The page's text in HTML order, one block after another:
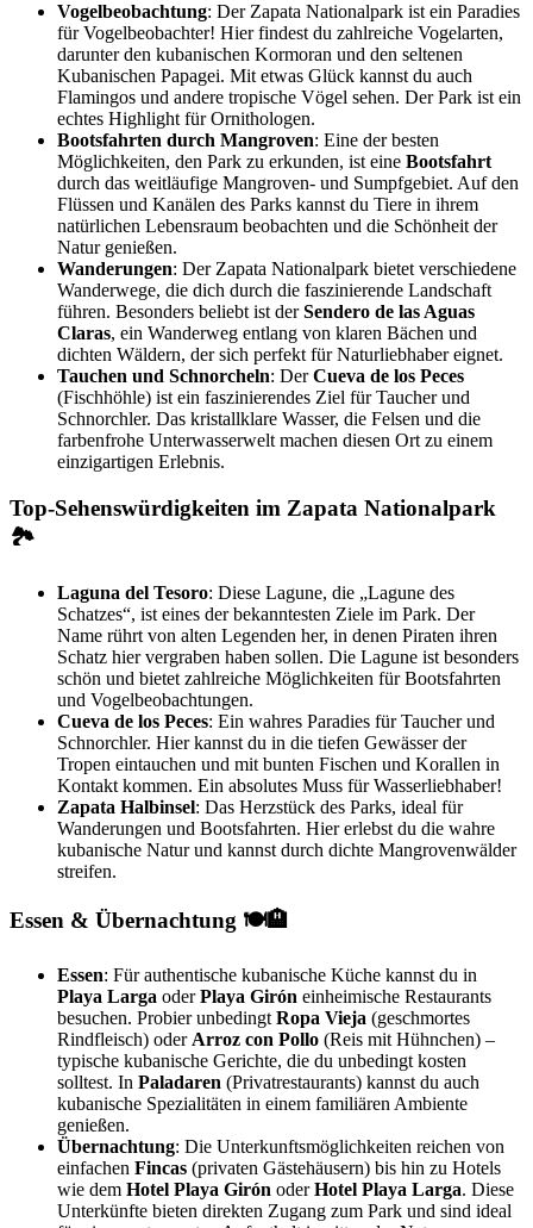
Vogelbeobachtung: Der Zapata Nationalpark ist ein Paradies
für Vogelbeobachter! Hier findest du zahlreiche Vogelarten,
darunter den kubanischen Kormoran und den seltenen
Kubanischen Papagei. Mit etwas Glück kannst du auch
Flamingos und andere tropische Vögel sehen. Der Park ist ein
echtes Highlight für Ornithologen.
Bootsfahrten durch Mangroven: Eine der besten
Möglichkeiten, den Park zu erkunden, ist eine Bootsfahrt
durch das weitläufige Mangroven- und Sumpfgebiet. Auf den
Flüssen und Kanälen des Parks kannst du Tiere in ihrem
natürlichen Lebensraum beobachten und die Schönheit der
Natur genießen.
Wanderungen: Der Zapata Nationalpark bietet verschiedene
Wanderwege, die dich durch die faszinierende Landschaft
führen. Besonders beliebt ist derSendero de las Aguas
Claras, ein Wanderweg entlang von klaren Bächen und
dichten Wäldern, der sich perfekt für Naturliebhaber eignet.
Tauchen und Schnorcheln: DerCueva de los Peces
(Fischhöhle) ist ein faszinierendes Ziel für Taucher und
Schnorchler. Das kristallklare Wasser, die Felsen und die
farbenfrohe Unterwasserwelt machen diesen Ort zu einem
einzigartigen Erlebnis.
Top-Sehenswürdigkeiten im Zapata Nationalpark
🏞️
Laguna del Tesoro: Diese Lagune, die „Lagune des
Schatzes“, ist eines der bekanntesten Ziele im Park. Der
Name rührt von alten Legenden her, in denen Piraten ihren
Schatz hier vergraben haben sollen. Die Lagune ist besonders
schön und bietet zahlreiche Möglichkeiten für Bootsfahrten
und Vogelbeobachtungen.
Cueva de los Peces: Ein wahres Paradies für Taucher und
Schnorchler. Hier kannst du in die tiefen Gewässer der
Tropen eintauchen und mit bunten Fischen und Korallen in
Kontakt kommen. Ein absolutes Muss für Wasserliebhaber!
Zapata Halbinsel: Das Herzstück des Parks, ideal für
Wanderungen und Bootsfahrten. Hier erlebst du die wahre
kubanische Natur und kannst durch dichte Mangrovenwälder
streifen.
Essen & Übernachtung 🍽️🏨
Essen: Für authentische kubanische Küche kannst du in
Playa Larga oderPlaya Girón einheimische Restaurants
besuchen. Probier unbedingt Ropa Vieja (geschmortes
Rindfleisch) oder Arroz con Pollo (Reis mit Hühnchen) –
typische kubanische Gerichte, die du unbedingt kosten
solltest. In Paladaren (Privatrestaurants) kannst du auch
kubanische Spezialitäten in einem familiären Ambiente
genießen.
Übernachtung: Die Unterkunftsmöglichkeiten reichen von
einfachen Fincas (privaten Gästehäusern) bis hin zu Hotels
wie dem Hotel Playa Girón oderHotel Playa Larga. Diese
Unterkünfte bieten direkten Zugang zum Park und sind ideal